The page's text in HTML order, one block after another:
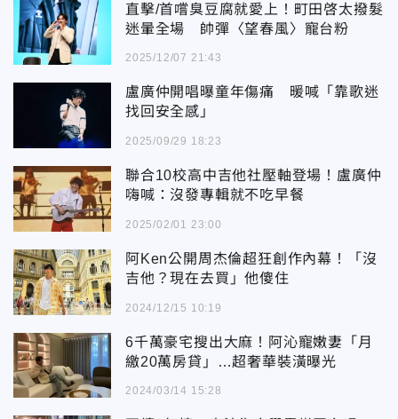
直擊/首嚐臭豆腐就愛上！町田啓太撥髮
迷暈全場 帥彈〈望春風〉寵台粉
2025/12/07 21:43
盧廣仲開唱曝童年傷痛 暖喊「靠歌迷
找回安全感」
2025/09/29 18:23
聯合10校高中吉他社壓軸登場！盧廣仲
嗨喊：沒發專輯就不吃早餐
2025/02/01 23:00
阿Ken公開周杰倫超狂創作內幕！「沒
吉他？現在去買」他傻住
2024/12/15 10:19
6千萬豪宅搜出大麻！阿沁寵嫩妻「月
繳20萬房貸」…超奢華裝潢曝光
2024/03/14 15:28